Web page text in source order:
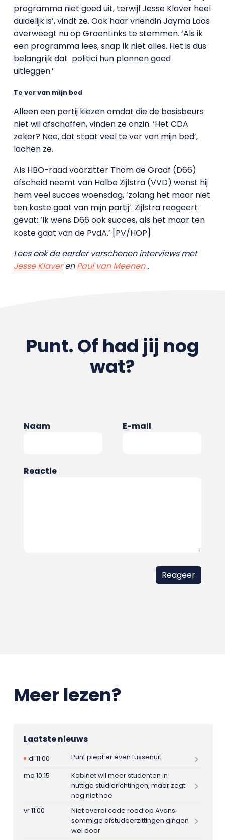
programma niet goed uit, terwijl Jesse Klaver heel
duidelijk is’, vindt ze. Ook haar vriendin Jayma Loos
overweegt nu op GroenLinks te stemmen. ‘Als ik
een programma lees, snap ik niet alles. Het is dus
belangrijk dat politici hun plannen goed
uitleggen.’
Te ver van mijn bed
Alleen een partij kiezen omdat die de basisbeurs
niet wil afschaffen, vinden ze onzin. ‘Het CDA
zeker? Nee, dat staat veel te ver van mijn bed’,
lachen ze.
Als HBO-raad voorzitter Thom de Graaf (D66)
afscheid neemt van Halbe Zijlstra (VVD) wenst hij
hem veel succes woensdag, ‘zolang het maar niet
ten koste gaat van mijn partij’. Zijlstra reageert
gevat: ‘Ik wens D66 ook succes, als het maar ten
koste gaat van de PvdA.’ [PV/HOP]
Lees ook de eerder verschenen interviews met
Jesse KlaverenPaul van Meenen.
Punt. Of had jij nog
wat?
Naam E-mail
Reactie
Meer lezen?
Laatste nieuws
di 11:00
Punt piept er even tussenuit
ma 10:15
Kabinet wil meer studenten in
nuttige studierichtingen, maar zegt
nog niet hoe
vr 11:00
Niet overal code rood op Avans:
sommige afstudeerzittingen gingen
wel door